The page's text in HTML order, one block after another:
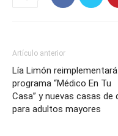
Artículo anterior
Lía Limón reimplementará
programa “Médico En Tu
Casa” y nuevas casas de
para adultos mayores